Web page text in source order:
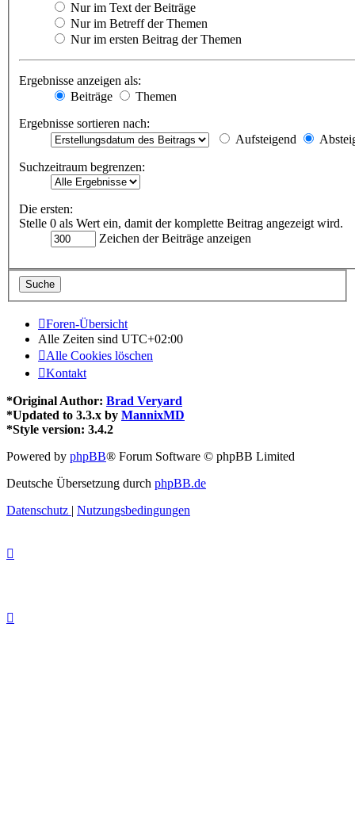
Nur im Text der Beiträge
Nur im Betreff der Themen
Nur im ersten Beitrag der Themen
Ergebnisse anzeigen als:
Beiträge
Themen
Ergebnisse sortieren nach:
Aufsteigend
Suchzeitraum begrenzen:
Die ersten:
Stelle 0 als Wert ein, damit der komplette Beitrag angezeigt wird.
Zeichen der Beiträge anzeigen
Foren-Übersicht
Alle Zeiten sind UTC+02:00
Alle Cookies löschen
Kontakt
*Original Author: Brad Veryard
*Updated to 3.3.x by MannixMD
*Style version: 3.4.2
Powered by phpBB® Forum Software © phpBB Limited
Deutsche Übersetzung durch phpBB.de
Datenschutz | Nutzungsbedingungen